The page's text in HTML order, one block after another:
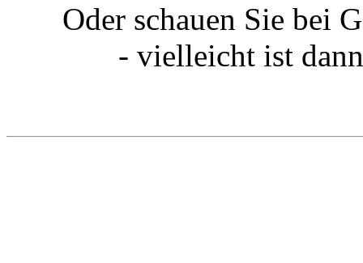
Oder schauen Sie bei
- vielleicht ist